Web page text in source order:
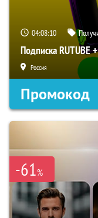
04:08:09
Подписка RUTUBE
Россия
Промокод
-61%